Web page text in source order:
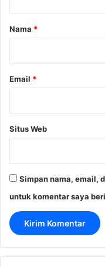
rNama *
Email *
Situs Web
Simpan nama, email,
untuk komentar saya